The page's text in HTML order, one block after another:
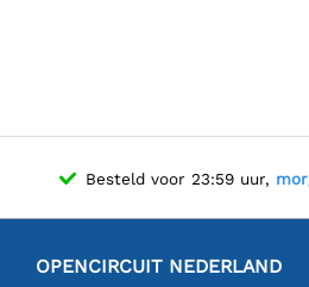
Besteld voor 23:59 uur,
OPENCIRCUIT NEDERLAND